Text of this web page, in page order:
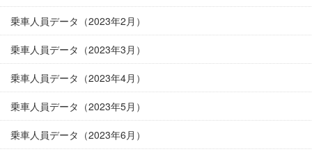
乗車人員データ（2023年2月）
乗車人員データ（2023年3月）
乗車人員データ（2023年4月）
乗車人員データ（2023年5月）
乗車人員データ（2023年6月）